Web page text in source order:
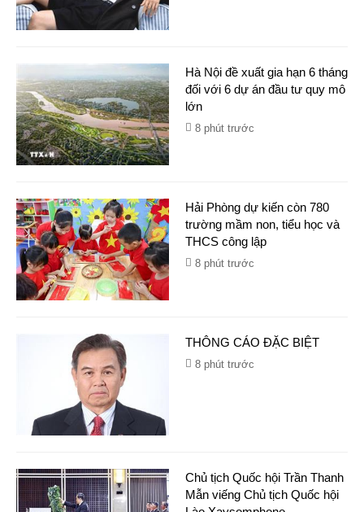
Hà Nội đề xuất gia hạn 6 tháng
đối với 6 dự án đầu tư quy mô
lớn
8 phút trước
Hải Phòng dự kiến còn 780
trường mầm non, tiểu học và
THCS công lập
8 phút trước
THÔNG CÁO ĐẶC BIỆT
8 phút trước
Chủ tịch Quốc hội Trần Thanh
Mẫn viếng Chủ tịch Quốc hội